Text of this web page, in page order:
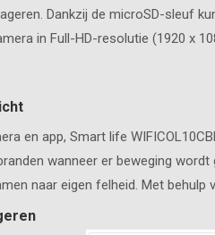
Dankzij de microSD-sleuf
in Full-HD-resolutie (1920 x
en app, Smart life
wanneer er beweging
naar eigen felheid. Met